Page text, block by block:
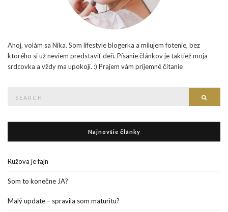
Ahoj, volám sa Nika. Som lifestyle blogerka a milujem fotenie, bez
ktorého si už neviem predstaviť deň. Písanie článkov je taktiež moja
srdcovka a vždy ma upokojí. :) Prajem vám príjemné čítanie
Najnovšie články
Ružova je fajn
Som to konečne JA?
Malý update – spravila som maturitu?